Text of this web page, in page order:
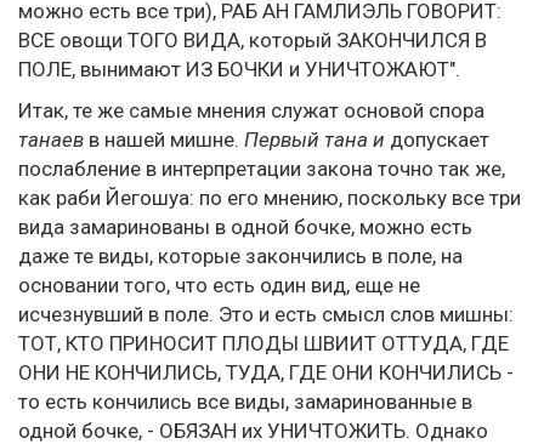
можно есть все три), РАБ АН ГАМЛИЭЛЬ ГОВОРИТ:
ВСЕ овощи ТОГО ВИДА, который ЗАКОНЧИЛСЯ В
ПОЛЕ, вынимают ИЗ БОЧКИ и УНИЧТОЖАЮТ".
Итак, те же самые мнения служат основой спора
танаев в нашей мишне. Первый тана и допускает
послабление в интерпретации закона точно так же,
как раби Йегошуа: по его мнению, поскольку все три
вида замаринованы в одной бочке, можно есть
даже те виды, которые закончились в поле, на
основании того, что есть один вид, еще не
исчезнувший в поле. Это и есть смысл слов мишны:
ТОТ, КТО ПРИНОСИТ ПЛОДЫ ШВИИТ ОТТУДА, ГДЕ
ОНИ НЕ КОНЧИЛИСЬ, ТУДА, ГДЕ ОНИ КОНЧИЛИСЬ -
то есть кончились все виды, замаринованные в
одной бочке, - ОБЯЗАН их УНИЧТОЖИТЬ. Однако